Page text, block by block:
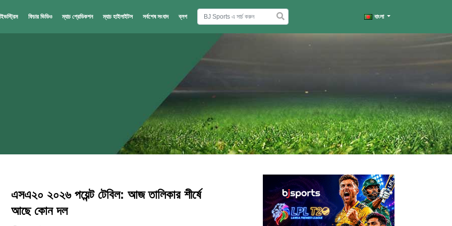
ফিচার ভিডিও ম্যাচ প্রেডিকশন ম্যাচ হাইলাইটস সর্বশেষ সংবাদ ব্লগ বাংলা
এসএ২০ ২০২৬ পয়েন্ট টেবিল: আজ তালিকার শীর্ষে
আছে কোন দল